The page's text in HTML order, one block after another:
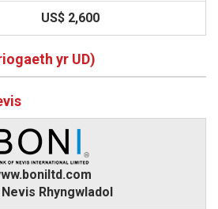
US$ 2,600
yr UD)
Nevis Rhyngwladol